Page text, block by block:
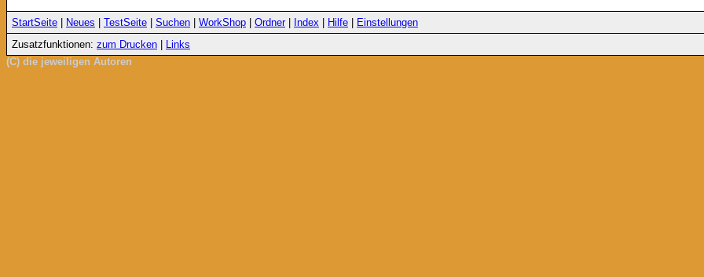
StartSeite Neues TestSeite Suchen WorkShop Ordner| Index Hilfe
Einstellungen
Zusatzfunktionen: zum Drucken
Links
(C) die jeweiligen Autoren